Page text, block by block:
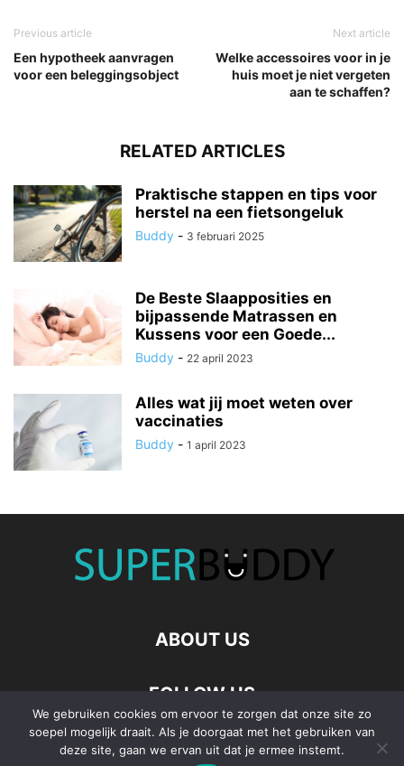
Previous article
Een hypotheek aanvragen
voor een beleggingsobject
Next article
Welke accessoires voor in je
huis moet je niet vergeten
aan te schaffen?
RELATED ARTICLES
Praktische stappen en tips voor
herstel na een fietsongeluk
Buddy - 3 februari 2025
De Beste Slaapposities en
bijpassende Matrassen en
Kussens voor een Goede...
Buddy - 22 april 2023
Alles wat jij moet weten over
vaccinaties
Buddy - 1 april 2023
ABOUT US
FOLLOW US
We gebruiken cookies om ervoor te zorgen dat onze site zo
soepel mogelijk draait. Als je doorgaat met het gebruiken van
deze site, gaan we ervan uit dat je ermee instemt.